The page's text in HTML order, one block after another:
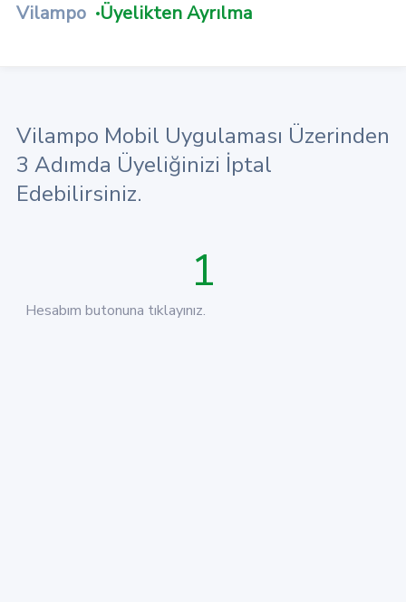
Vilampo Üyelikten Ayrılma
Vilampo Mobil Uygulaması Üzerinden
3 Adımda Üyeliğinizi İptal
Edebilirsiniz.
1
Hesabım butonuna tıklayınız.